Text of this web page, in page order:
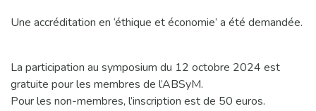
Une accréditation en ‘éthique et économie’ a été demandée.
La participation au symposium du 12 octobre 2024 est
gratuite pour les membres de l’ABSyM.
Pour les non-membres, l’inscription est de 50 euros.